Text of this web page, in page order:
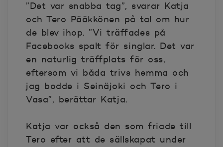
”Det var snabba tag”, svarar Katja
och Tero Pääkkönen på tal om hur
de blev ihop. ”Vi träffades på
Facebooks spalt för singlar. Det var
en naturlig träffplats för oss,
eftersom vi båda trivs hemma och
jag bodde i Seinäjoki och Tero i
Vasa”, berättar Katja.
Katja var också den som friade till
Tero efter att de sällskapat under